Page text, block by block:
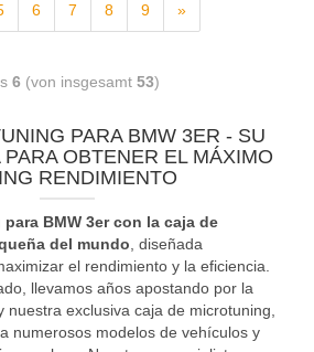
6 7 8 9 »
6 (von insgesamt 53)
PARA BMW 3ER - SU
OBTENER EL MÁXIMO
RENDIMIENTO
BMW 3er con la caja de
del mundo , diseñada
el rendimiento y la eficiencia.
llevamos años apostando por la
exclusiva caja de microtuning,
numerosos modelos de vehículos y